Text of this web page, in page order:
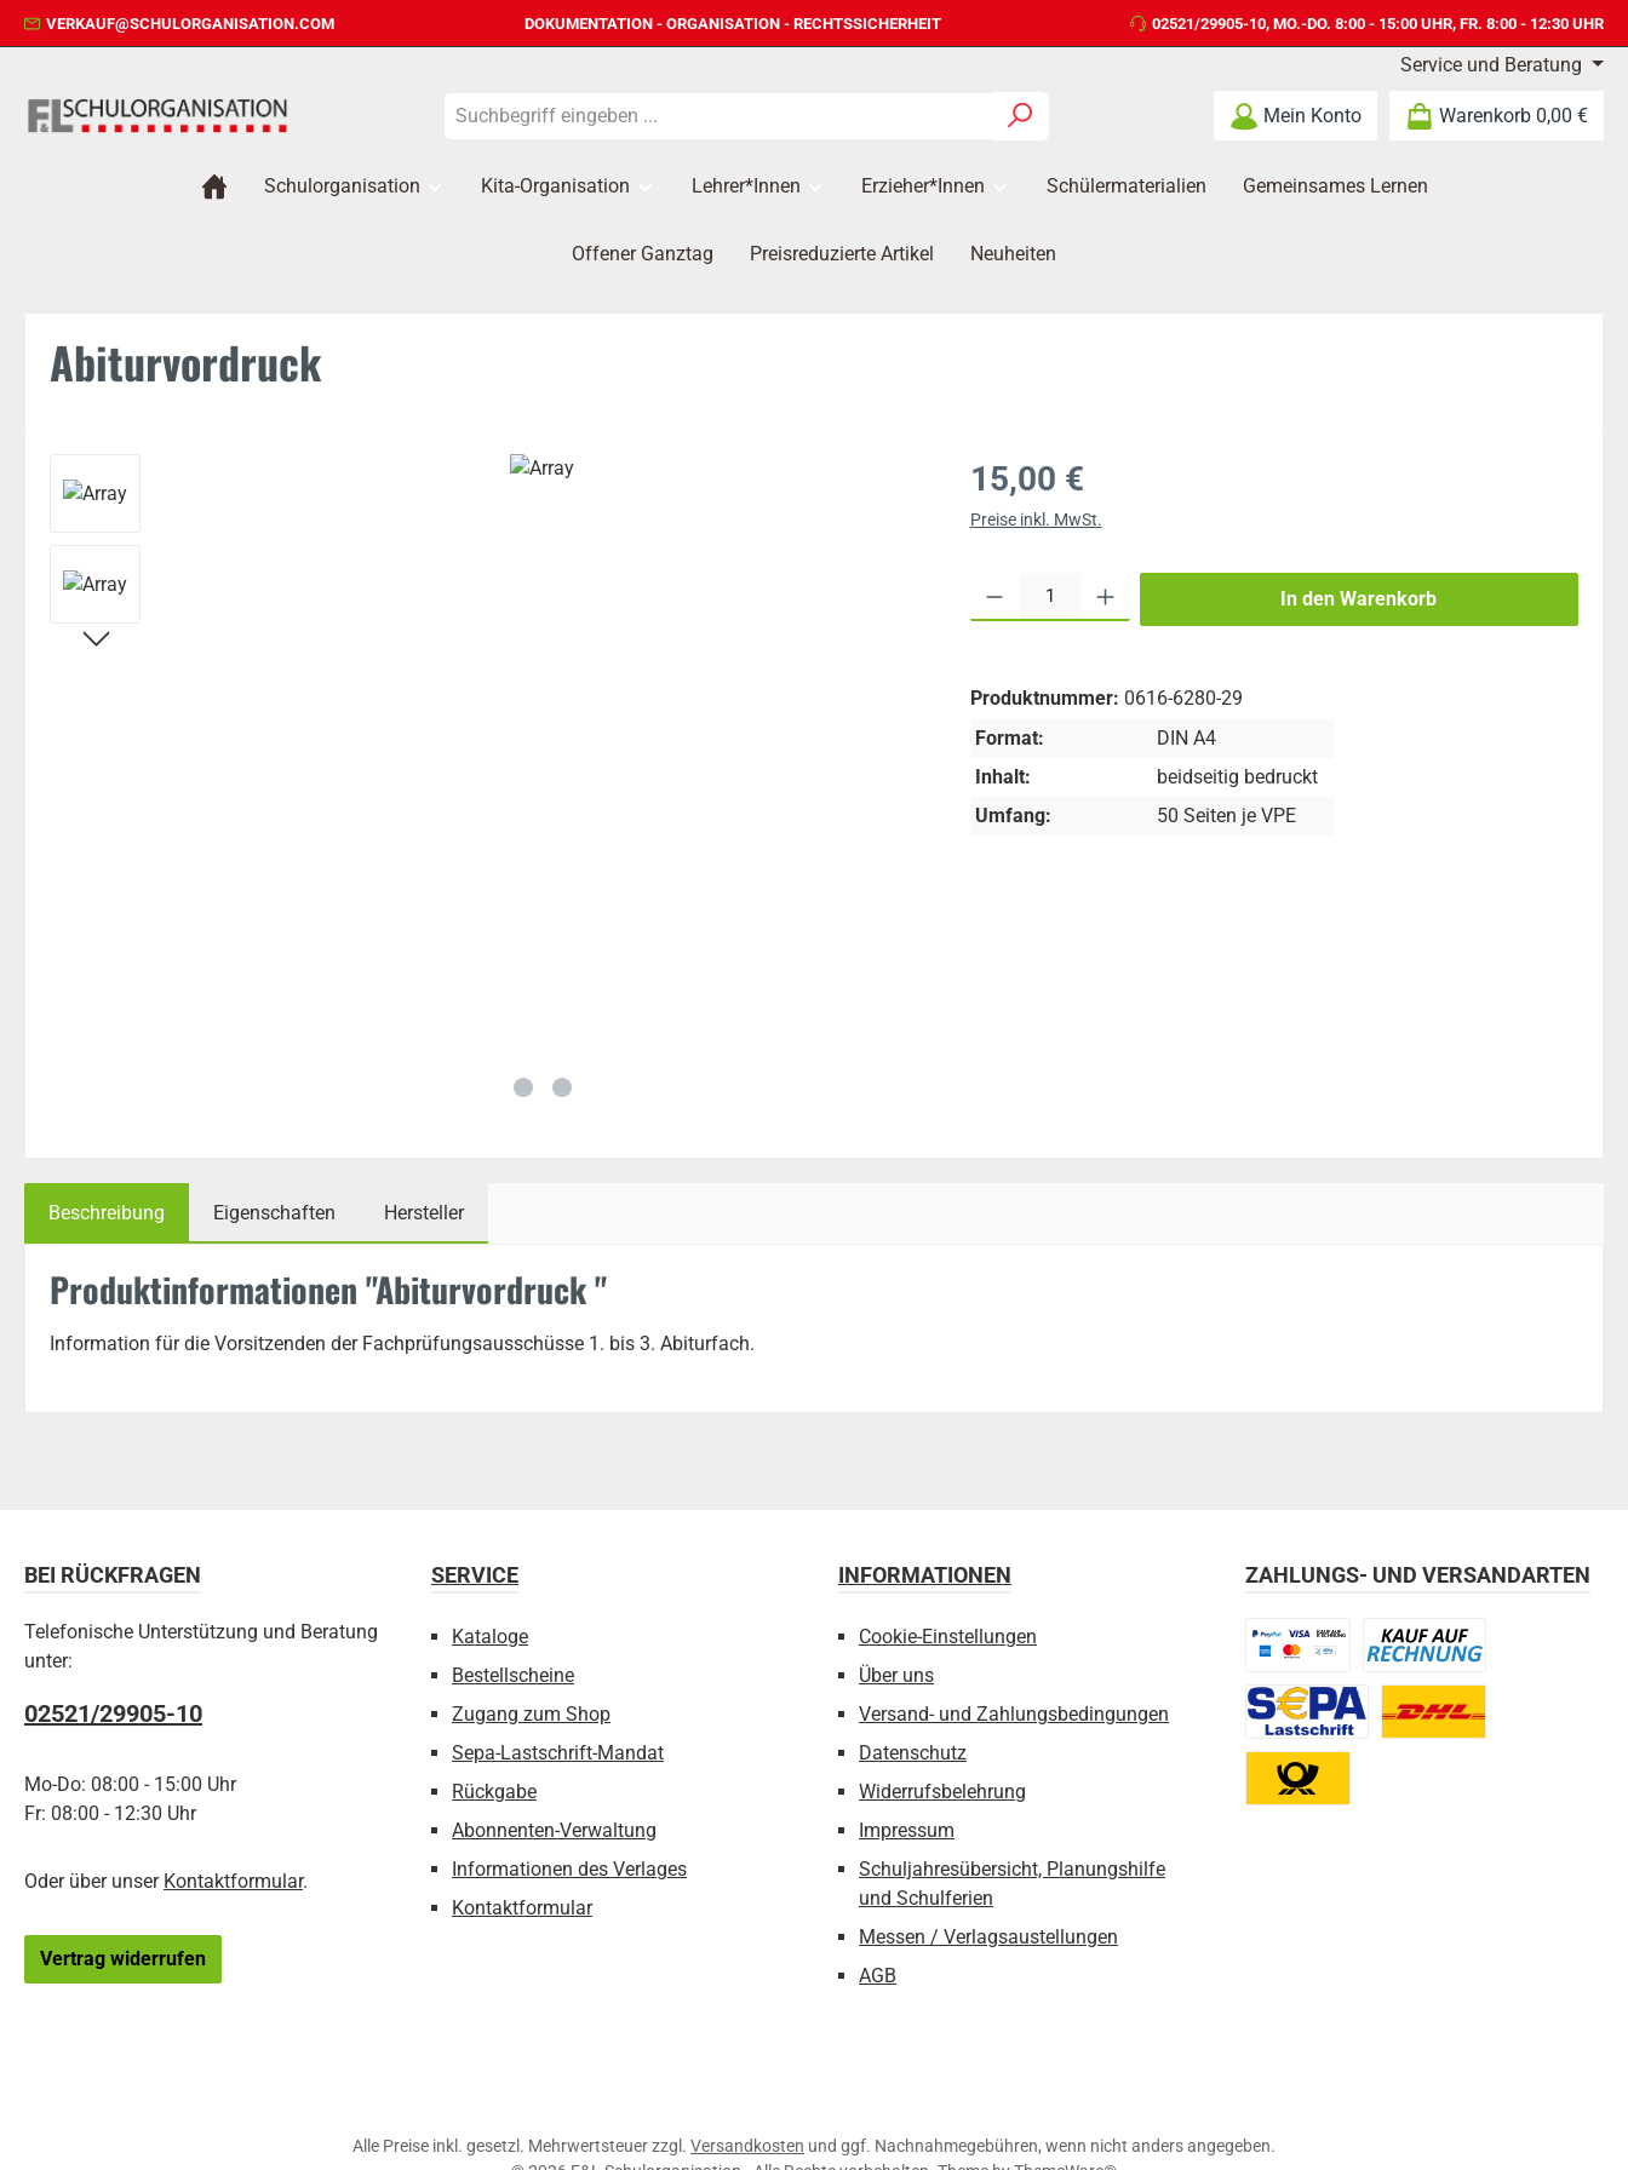
Hauptinhalt springen
Zur Suche springen
Zur Hauptnavigation springen
VERKAUF@SCHULORGANISATION.COM DOKUMENTATION - ORGANISATION - RECHTSSICHERHEIT 02521/29905-10, MO.-DO. 8:00 - 15:00 UHR, FR. 8:00 - 12:30 UHR
Service und Beratung
Mein Konto Warenkorb 0,00 €
Schulorganisation Kita-Organisation Lehrer*innen Erzieher*Innen Schülermaterialien Gemeinsames Lernen
Offener Ganztag Preisreduzierte Artikel Neuheiten
Abiturvordruck
Regulärer Preis:
15,00 €
Preise inkl. MwSt.
In den Warenkorb
Produktnummer: 0616-6280-29
Format:
DIN A4
Inhalt:
beidseitig bedruckt
Umfang:
50 Seiten je VPE
Beschreibung Eigenschaften Hersteller
Produktinformationen "Abiturvordruck "
Information für die Vorsitzenden der Fachprüfungsausschüsse 1. bis 3. Abiturfach.
BEI RÜCKFRAGEN
Telefonische Unterstützung und Beratung
unter:
02521/29905-10
Mo-Do: 08:00 - 15:00 Uhr
Fr: 08:00 - 12:30 Uhr
Oder über unser Kontaktformular.
Vertrag widerrufen
SERVICE
Kataloge
Bestellscheine
Zugang zum Shop
Sepa-Lastschrift-Mandat
Rückgabe
Abonnenten-Verwaltung
Informationen des Verlages
Kontaktformular
INFORMATIONEN
Cookie-Einstellungen
Über uns
Versand- und Zahlungsbedingungen
Datenschutz
Widerrufsbelehrung
Impressum
Schuljahresübersicht, Planungshilfe
und Schulferien
Messen / Verlagsaustellungen
AGB
ZAHLUNGS- UND VERSANDARTEN
Benutzerdefiniertes Bild 1Benutzerdefiniertes Bild 2
Benutzerdefiniertes Bild 3
Alle Preise inkl. gesetzl. Mehrwertsteuer zzgl. Versandkosten und ggf. Nachnahmegebühren, wenn nicht anders angegeben.